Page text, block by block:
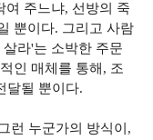
여 주느냐, 선방의 죽
뿐이다. 그리고 사람
라'는 소박한 주문
인 매체를 통해, 조
달될 뿐이다.
런 누군가의 방식이,